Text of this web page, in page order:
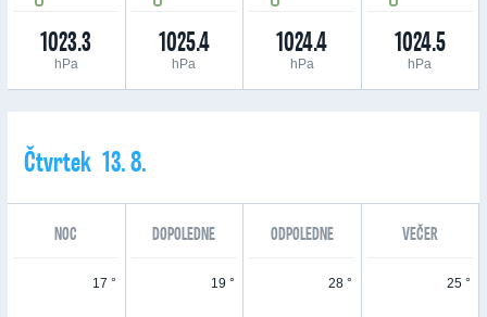
1023.3
hPa
1025.4
hPa
1024.4
hPa
1024.5
hPa
Čtvrtek 13. 8.
NOC DOPOLEDNE ODPOLEDNE VEČER
17 ° 19 ° 28 ° 25 °